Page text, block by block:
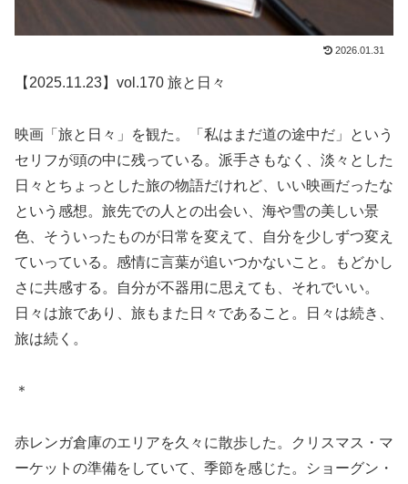
2026.01.31
【2025.11.23】vol.170 旅と日々
映画「旅と日々」を観た。「私はまだ道の途中だ」という
セリフが頭の中に残っている。派手さもなく、淡々とした
日々とちょっとした旅の物語だけれど、いい映画だったな
という感想。旅先での人との出会い、海や雪の美しい景
色、そういったものが日常を変えて、自分を少しずつ変え
ていっている。感情に言葉が追いつかないこと。もどかし
さに共感する。自分が不器用に思えても、それでいい。
日々は旅であり、旅もまた日々であること。日々は続き、
旅は続く。
＊
赤レンガ倉庫のエリアを久々に散歩した。クリスマス・マ
ーケットの準備をしていて、季節を感じた。ショーグン・